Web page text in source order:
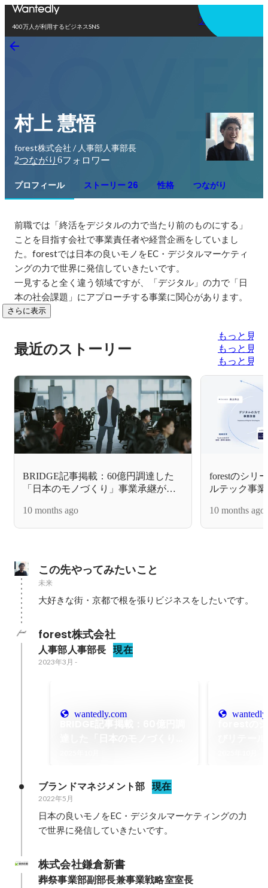
400万人が利用するビジネスSNS
アプリを使う
村上 慧悟
forest株式会社 / 人事部人事部長
2つながり 6フォロワー
プロフィール ストーリー 26 性格 つながり
前職では「終活をデジタルの力で当たり前のものにする」
ことを目指す会社で事業責任者や経営企画をしていまし
た。forestでは日本の良いモノをEC・デジタルマーケティ
ングの力で世界に発信していきたいです。
一見すると全く違う領域ですが、「デジタル」の力で「日
本の社会課題」にアプローチする事業に関心があります。
さらに表示
最近のストーリー
もっと見る
もっと見る
もっと見る
BRIDGE記事掲載：60億円調達した
「日本のモノづくり」事業承継が掴
く M&A 成功の「背骨」論
10 months ago
forestのシリ
ルテック事
していただ
10 months ago
この先やってみたいこと
未来
大好きな街・京都で根を張りビジネスをしたいです。
forest株式会社
人事部人事部長 現在
2023年3月 -
wantedly.com
M&A 成功の「背骨」論
ブランドマネジメント部 現在
2022年5月
日本の良いモノをEC・デジタルマーケティングの力
株式会社鎌倉新書
葬祭事業部副部長兼事業戦略室室長